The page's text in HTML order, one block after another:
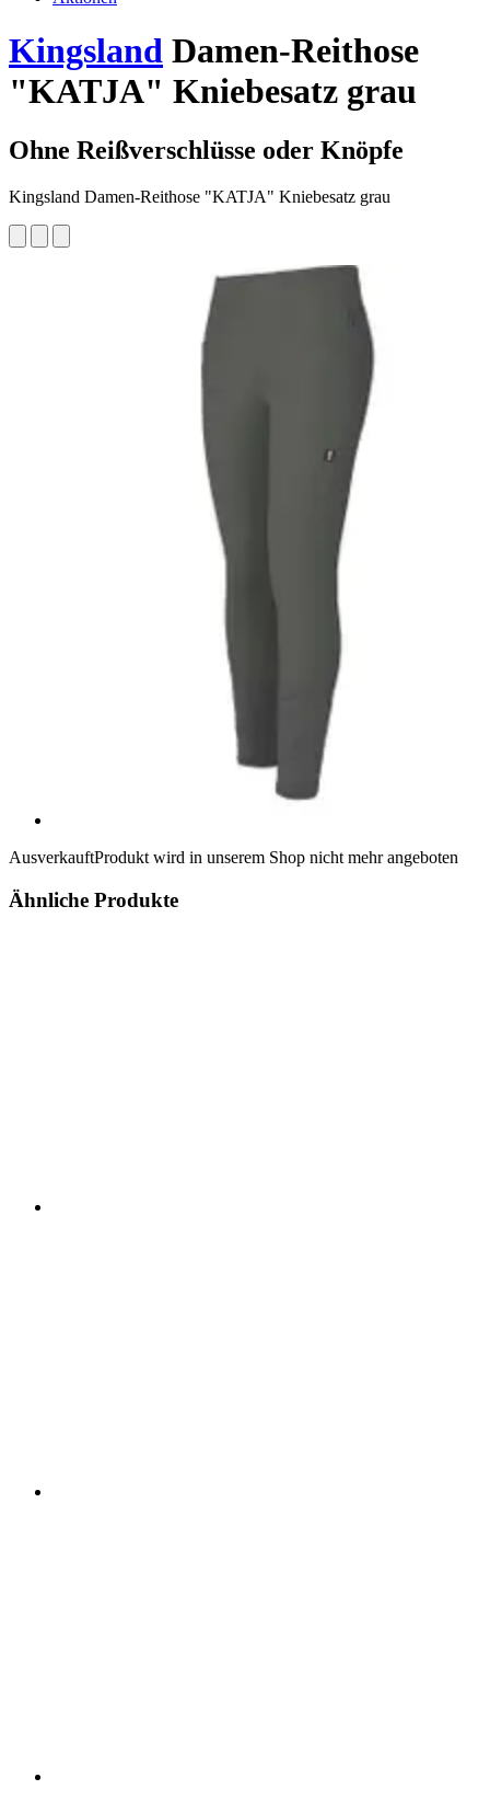
Kingsland Damen-Reithose
"KATJA" Kniebesatz grau
Ohne Reißverschlüsse oder Knöpfe
Kingsland Damen-Reithose "KATJA" Kniebesatz grau
AusverkauftProdukt wird in unserem Shop nicht mehr angeboten
Ähnliche Produkte